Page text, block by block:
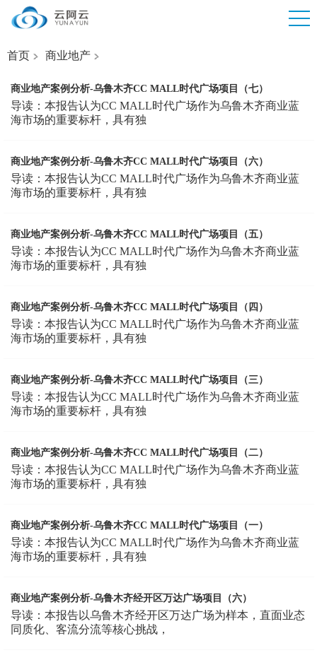
首页 商业地产
商业地产案例分析-乌鲁木齐CC MALL时代广场项目（七）
导读：本报告认为CC MALL时代广场作为乌鲁木齐商业蓝
海市场的重要标杆，具有独
商业地产案例分析-乌鲁木齐CC MALL时代广场项目（六）
导读：本报告认为CC MALL时代广场作为乌鲁木齐商业蓝
海市场的重要标杆，具有独
商业地产案例分析-乌鲁木齐CC MALL时代广场项目（五）
导读：本报告认为CC MALL时代广场作为乌鲁木齐商业蓝
海市场的重要标杆，具有独
商业地产案例分析-乌鲁木齐CC MALL时代广场项目（四）
导读：本报告认为CC MALL时代广场作为乌鲁木齐商业蓝
海市场的重要标杆，具有独
商业地产案例分析-乌鲁木齐CC MALL时代广场项目（三）
导读：本报告认为CC MALL时代广场作为乌鲁木齐商业蓝
海市场的重要标杆，具有独
商业地产案例分析-乌鲁木齐CC MALL时代广场项目（二）
导读：本报告认为CC MALL时代广场作为乌鲁木齐商业蓝
海市场的重要标杆，具有独
商业地产案例分析-乌鲁木齐CC MALL时代广场项目（一）
导读：本报告认为CC MALL时代广场作为乌鲁木齐商业蓝
海市场的重要标杆，具有独
商业地产案例分析-乌鲁木齐经开区万达广场项目（六）
导读：本报告以乌鲁木齐经开区万达广场为样本，直面业态
同质化、客流分流等核心挑战，